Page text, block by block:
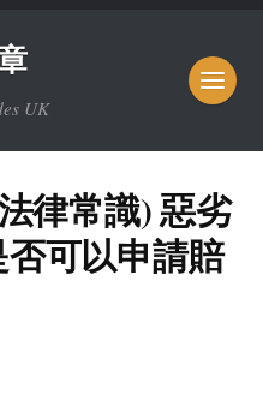
UK
律常識) 惡劣
可以申請賠